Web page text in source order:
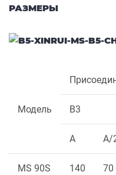
РАЗМЕРЫ
Модель B3
A A/
MS 90S 140 70